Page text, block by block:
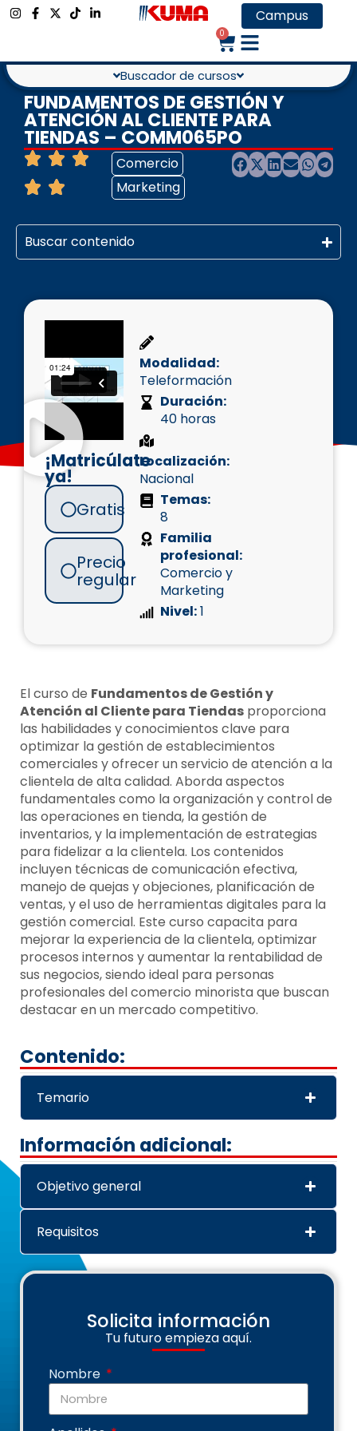
Campus
0
Buscador de cursos
FUNDAMENTOS DE GESTIÓN Y
ATENCIÓN AL CLIENTE PARA
TIENDAS – COMM065PO
Comercio
Marketing
Buscar contenido
¡Matricúlate
ya!
Gratis
Precio
regular
Modalidad:
Teleformación
Duración:
40 horas
Localización:
Nacional
Temas:
8
Familia
profesional:
Comercio y
Marketing
Nivel:1
El curso de Fundamentos de Gestión y
Atención al Cliente para Tiendas proporciona
las habilidades y conocimientos clave para
optimizar la gestión de establecimientos
comerciales y ofrecer un servicio de atención a la
clientela de alta calidad. Aborda aspectos
fundamentales como la organización y control de
las operaciones en tienda, la gestión de
inventarios, y la implementación de estrategias
para fidelizar a la clientela. Los contenidos
incluyen técnicas de comunicación efectiva,
manejo de quejas y objeciones, planificación de
ventas, y el uso de herramientas digitales para la
gestión comercial. Este curso capacita para
mejorar la experiencia de la clientela, optimizar
procesos internos y aumentar la rentabilidad de
sus negocios, siendo ideal para personas
profesionales del comercio minorista que buscan
destacar en un mercado competitivo.
Contenido:
Temario
Información adicional:
Objetivo general
Requisitos
Solicita información
Tu futuro empieza aquí.
Nombre